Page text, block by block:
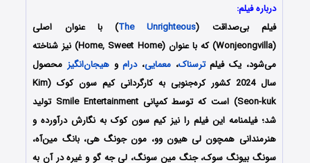
درباره فیلم:
فیلم بی‌‌صداقت (The Unrighteous) با عنوان اصلی
(Wonjeongvilla) که با عنوان (Home, Sweet Home) نیز شناخته
می‌شود، یک فیلمترسناک، معمایی،دراموهیجان‌انگیز محصول
سال 2024 کشور کره‌جنوبی به کارگردانی کیم سون کوک (Kim
Seon-kuk) است که توسط کمپانی‌ Smile Entertainment تولید
شد؛ فیلمنامه این فیلم را نیز کیم سون کوک به نگارش درآورده و
هنرمندانی همچون لی هیون وو، مون جونگ هی، بانگ مین‌آه،
سونگ بیونگ سوک، جنگ مین سونگ، لی جه گو و غیره در آن به